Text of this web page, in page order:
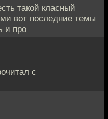
такой класный
вот последние темы
и про
с